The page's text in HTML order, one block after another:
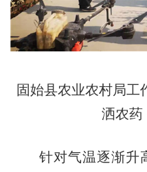
固始县农业农村局工
洒农药
针对气温逐渐升